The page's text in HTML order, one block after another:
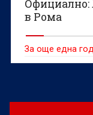
Официално:
в Рома
За още една